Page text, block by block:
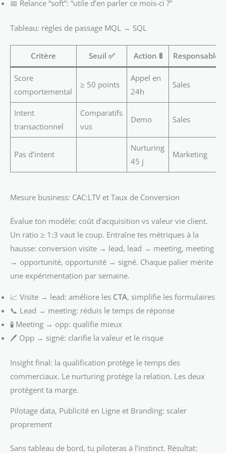
📅 Relance “soft”: “utile d’en parler ce mois-ci ?”
Tableau: règles de passage MQL → SQL
Critère Seuil ✅ Action 🚦 Responsable
Score
comportemental
≥ 50 points
Appel en
24h
Sales
Intent
transactionnel
Comparatifs
vus
Demo Sales
Pas d’intent
Nurturing
45 j
Marketing
Mesure business: CAC:LTV et Taux de Conversion
Évalue ton modèle: coût d’acquisition vs valeur vie client.
Un ratio ≥ 1:3 vaut le coup. Entraîne tes métriques à la
hausse: conversion visite → lead, lead → meeting, meeting
→ opportunité, opportunité → signé. Chaque palier mérite
une expérimentation par semaine.
📈 Visite → lead: améliore les CTA, simplifie les formulaires
📞 Lead → meeting: réduis le temps de réponse
🧪 Meeting → opp: qualifie mieux
🖊️ Opp → signé: clarifie la valeur et le risque
Insight final: la qualification protège le temps des
commerciaux. Le nurturing protège la relation. Les deux
protègent ta marge.
Pilotage data, Publicité en Ligne et Branding: scaler
proprement
Sans tableau de bord, tu piloteras à l’instinct. Résultat: